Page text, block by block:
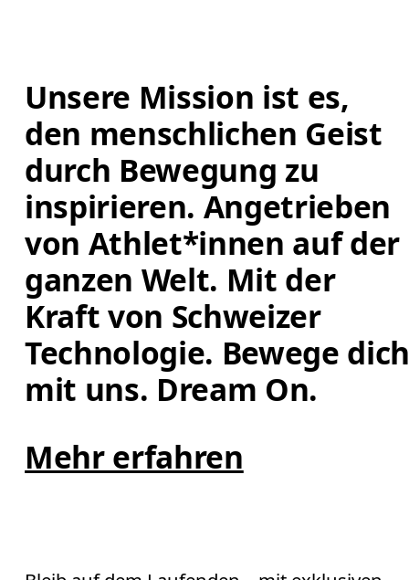
Unsere Mission ist es,
den menschlichen Geist
durch Bewegung zu
inspirieren. Angetrieben
von Athlet*innen auf der
ganzen Welt. Mit der
Kraft von Schweizer
Technologie. Bewege
mit uns. Dream On.
Mehr erfahren